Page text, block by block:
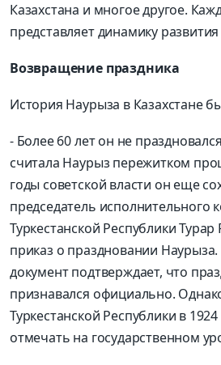
Казахстана и многое другое.
представляет динамику
Возвращение праздника
История Наурыза в Казахстане
- Более 60 лет он не
считала Наурыз пережитком
годы советской власти он еще
председатель исполнительного
Туркестанской Республики
приказ о праздновании
документ подтверждает, что
признавался официально.
Туркестанской Республики в
отмечать на государственном